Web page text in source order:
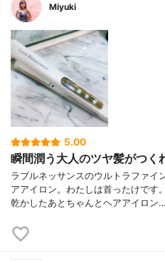
Miyuki
5.00
瞬間潤う大人のツヤ髪がつく
ラブルネッサンスのウルトラファイ
アアイロン。わたしは首ったけです
乾かしたあとちゃんとヘアアイロン…